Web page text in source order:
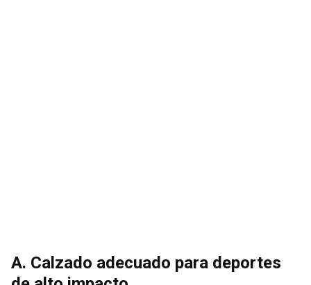
A. Calzado adecuado para deportes